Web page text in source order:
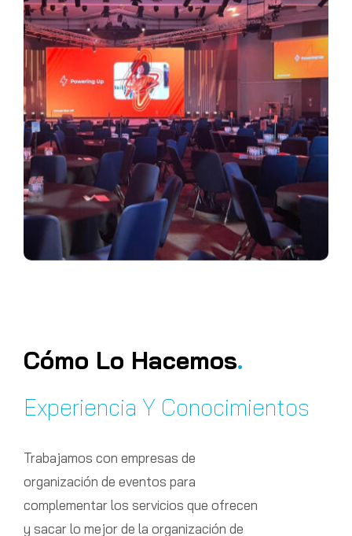
Cómo Lo Hacemos.
Experiencia Y Conocimientos
Trabajamos con empresas de
organización de eventos para
complementar los servicios que ofrecen
y sacar lo mejor de la organización de